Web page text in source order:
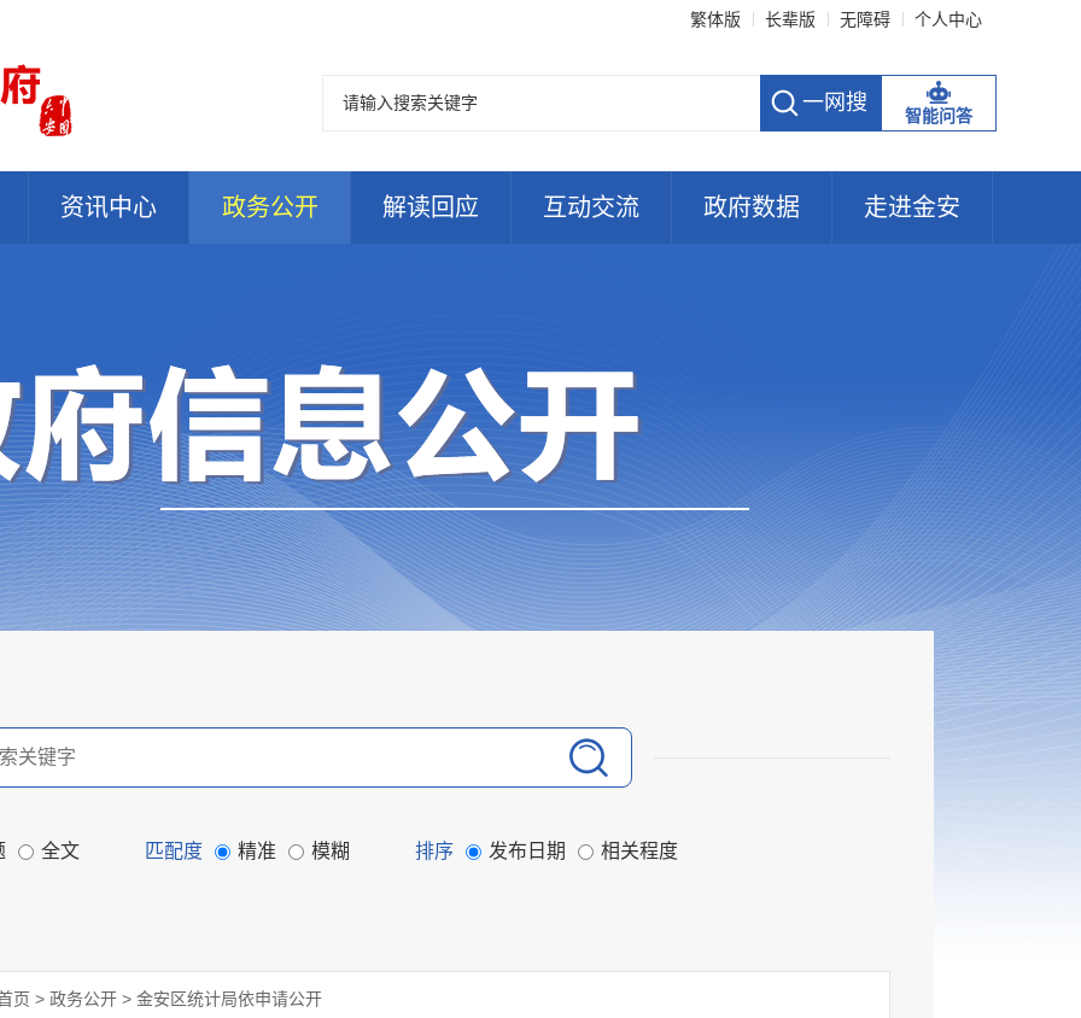
繁体版 长辈版 无障碍 个人中心
智能问答
资讯中心 政务公开 解读回应 互动交流 政府数据 走进金安
全文 匹配度 精准 模糊 排序 发布日期 相关程度
页 > 政务公开 > 金安区统计局依申请公开